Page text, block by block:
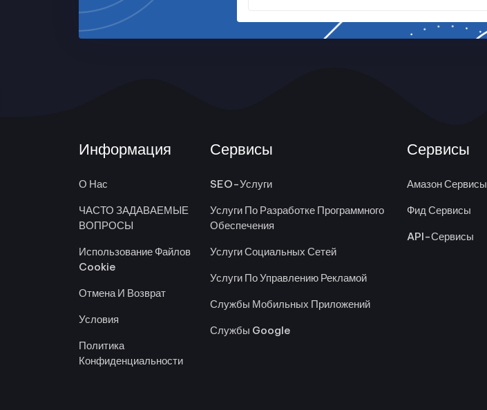
Информация
О Нас
ЧАСТО ЗАДАВАЕМЫЕ
ВОПРОСЫ
Использование Файлов
Cookie
Отмена И Возврат
Условия
Политика
Конфиденциальности
Сервисы
SEO-Услуги
Услуги По Разработке Программного
Обеспечения
Услуги Социальных Сетей
Услуги По Управлению Рекламой
Службы Мобильных Приложений
Службы Google
Сервисы
Амазон Сервисы
Фид Сервисы
API-Сервисы